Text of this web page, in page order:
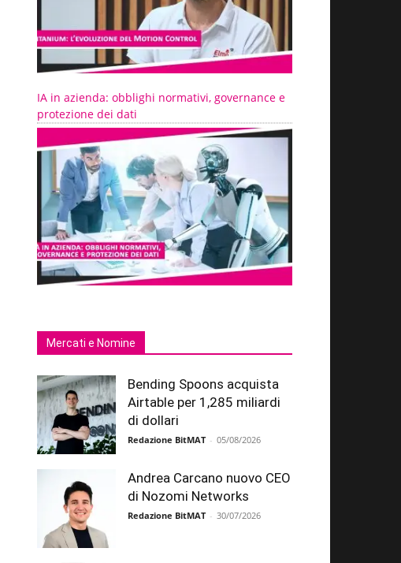
IA in azienda: obblighi normativi, governance e
protezione dei dati
Mercati e Nomine
Bending Spoons acquista
Airtable per 1,285 miliardi
di dollari
Redazione BitMAT - 05/08/2026
Andrea Carcano nuovo CEO
di Nozomi Networks
Redazione BitMAT - 30/07/2026